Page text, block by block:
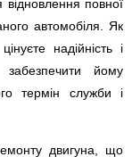
повної
автомобіля. Як
надійність і
йому
термін служби і
двигуна, що